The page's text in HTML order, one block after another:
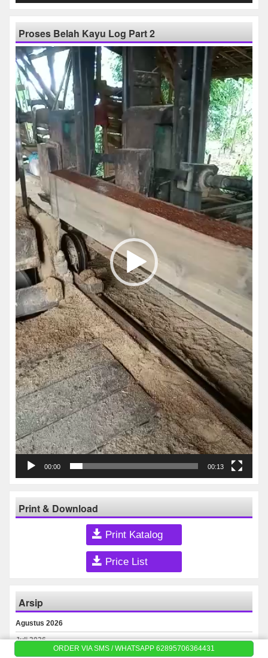
Proses Belah Kayu Log Part 2
Pemutar
Video
00:00 00:13
Print & Download
Print Katalog
Price List
Arsip
Agustus 2026
Juli 2026
ORDER VIA SMS / WHATSAPP 62895706364431